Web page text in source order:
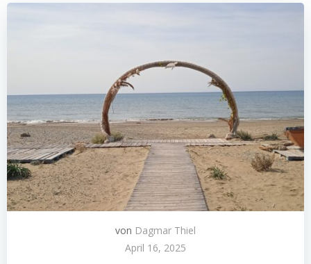
von Dagmar Thiel
April 16, 2025